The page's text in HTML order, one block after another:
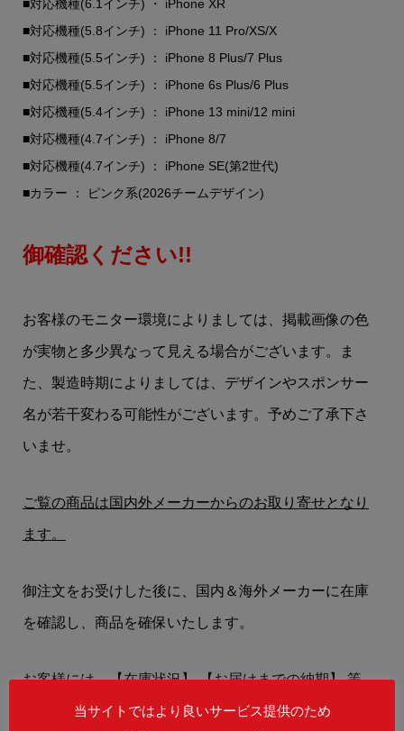
■対応機種(6.1インチ) ・ iPhone XR
■対応機種(5.8インチ) ： iPhone 11 Pro/XS/X
■対応機種(5.5インチ) ： iPhone 8 Plus/7 Plus
■対応機種(5.5インチ) ： iPhone 6s Plus/6 Plus
■対応機種(5.4インチ) ： iPhone 13 mini/12 mini
■対応機種(4.7インチ) ： iPhone 8/7
■対応機種(4.7インチ) ： iPhone SE(第2世代)
■カラー ： ピンク系(2026チームデザイン)
御確認ください!!
お客様のモニター環境によりましては、掲載画像の色
が実物と多少異なって見える場合がございます。ま
た、製造時期によりましては、デザインやスポンサー
名が若干変わる可能性がございます。予めご了承下さ
いませ。
ご覧の商品は国内外メーカーからのお取り寄せとなり
ます。
御注文をお受けした後に、国内＆海外メーカーに在庫
を確認し、商品を確保いたします。
お客様には、【在庫状況】 【お届けまでの納期】等
を、メールにてお知らせいたします。
当サイトではより良いサービス提供のため